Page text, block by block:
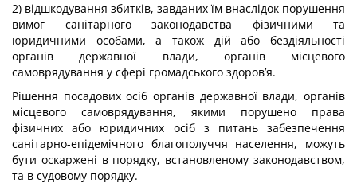
2) відшкодування збитків, завданих їм внаслідок порушення
вимог санітарного законодавства фізичними та
юридичними особами, а також дій або бездіяльності
органів державної влади, органів місцевого
самоврядування у сфері громадського здоров’я.
Рішення посадових осіб органів державної влади, органів
місцевого самоврядування, якими порушено права
фізичних або юридичних осіб з питань забезпечення
санітарно-епідемічного благополуччя населення, можуть
бути оскаржені в порядку, встановленому законодавством,
та в судовому порядку.